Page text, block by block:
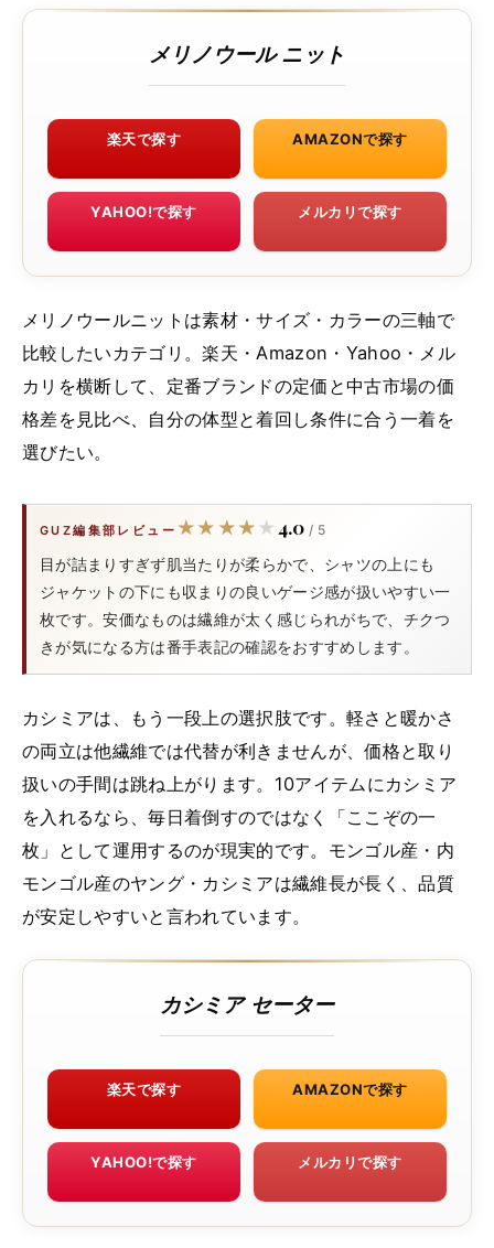
メリノウール ニット
楽天で探す AMAZONで探す
YAHOO!で探す メルカリで探す
メリノウールニットは素材・サイズ・カラーの三軸で
比較したいカテゴリ。楽天・Amazon・Yahoo・メル
カリを横断して、定番ブランドの定価と中古市場の価
格差を見比べ、自分の体型と着回し条件に合う一着を
選びたい。
GUZ編集部レビュー ★★★★★
★★★★★ 4.0 / 5
目が詰まりすぎず肌当たりが柔らかで、シャツの上にも
ジャケットの下にも収まりの良いゲージ感が扱いやすい一
枚です。安価なものは繊維が太く感じられがちで、チクつ
きが気になる方は番手表記の確認をおすすめします。
カシミアは、もう一段上の選択肢です。軽さと暖かさ
の両立は他繊維では代替が利きませんが、価格と取り
扱いの手間は跳ね上がります。10アイテムにカシミア
を入れるなら、毎日着倒すのではなく「ここぞの一
枚」として運用するのが現実的です。モンゴル産・内
モンゴル産のヤング・カシミアは繊維長が長く、品質
が安定しやすいと言われています。
カシミア セーター
楽天で探す AMAZONで探す
YAHOO!で探す メルカリで探す